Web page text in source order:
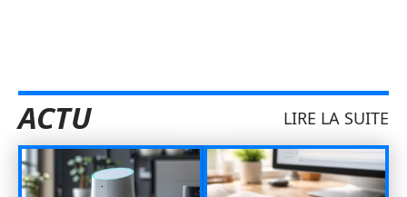
ACTU LIRE LA SUITE